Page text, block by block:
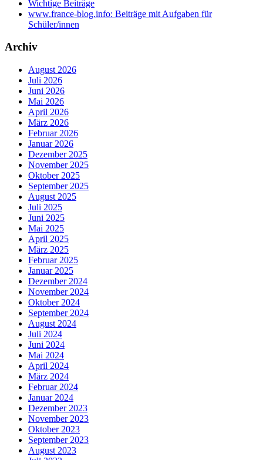
Wichtige Beiträge
www.france-blog.info: Beiträge mit Aufgaben für
Schüler/innen
Archiv
August 2026
Juli 2026
Juni 2026
Mai 2026
April 2026
März 2026
Februar 2026
Januar 2026
Dezember 2025
November 2025
Oktober 2025
September 2025
August 2025
Juli 2025
Juni 2025
Mai 2025
April 2025
März 2025
Februar 2025
Januar 2025
Dezember 2024
November 2024
Oktober 2024
September 2024
August 2024
Juli 2024
Juni 2024
Mai 2024
April 2024
März 2024
Februar 2024
Januar 2024
Dezember 2023
November 2023
Oktober 2023
September 2023
August 2023